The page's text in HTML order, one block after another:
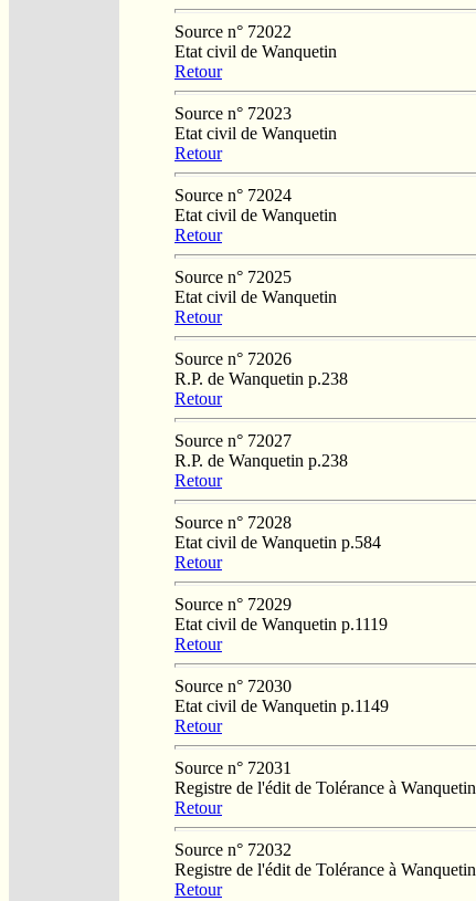
Source n° 72022
Etat civil de Wanquetin
Retour
Source n° 72023
Etat civil de Wanquetin
Retour
Source n° 72024
Etat civil de Wanquetin
Retour
Source n° 72025
Etat civil de Wanquetin
Retour
Source n° 72026
R.P. de Wanquetin p.238
Retour
Source n° 72027
R.P. de Wanquetin p.238
Retour
Source n° 72028
Etat civil de Wanquetin p.584
Retour
Source n° 72029
Etat civil de Wanquetin p.1119
Retour
Source n° 72030
Etat civil de Wanquetin p.1149
Retour
Source n° 72031
Registre de l'édit de Tolérance à Wanquetin
Retour
Source n° 72032
Registre de l'édit de Tolérance à Wanquetin
Retour